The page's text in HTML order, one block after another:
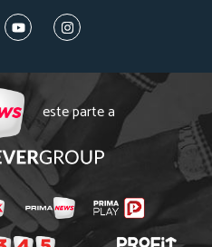
este parte a